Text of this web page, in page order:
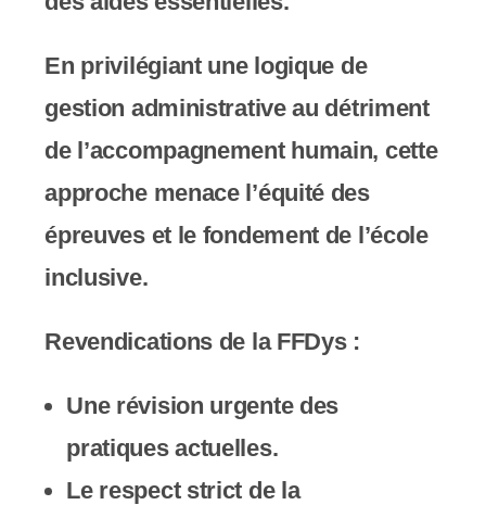
En privilégiant une logique de
gestion administrative au détriment
de l’accompagnement humain, cette
approche menace l’équité des
épreuves et le fondement de l’école
inclusive.
Revendications de la FFDys :
Une révision urgente des
pratiques actuelles.
Le respect strict de la